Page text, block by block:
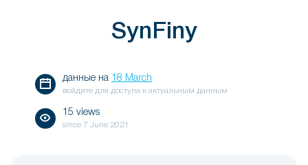
SynFiny
данные на 18 March
войдите для доступа к актуальным данным
15 views
since 7 June 2021